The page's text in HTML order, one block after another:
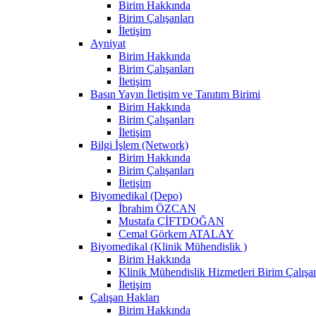
Birim Hakkında
Birim Çalışanları
İletişim
Ayniyat
Birim Hakkında
Birim Çalışanları
İletişim
Basın Yayın İletişim ve Tanıtım Birimi
Birim Hakkında
Birim Çalışanları
İletişim
Bilgi İşlem (Network)
Birim Hakkında
Birim Çalışanları
İletişim
Biyomedikal (Depo)
İbrahim ÖZCAN
Mustafa ÇİFTDOĞAN
Cemal Görkem ATALAY
Biyomedikal (Klinik Mühendislik )
Birim Hakkında
Klinik Mühendislik Hizmetleri Birim
İletişim
Çalışan Hakları
Birim Hakkında